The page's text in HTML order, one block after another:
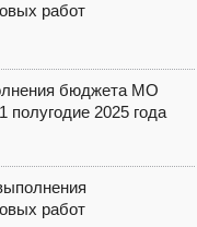
работ
бюджета МО
полугодие 2025 года
работ